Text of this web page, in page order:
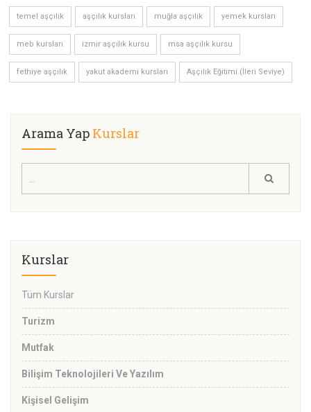
temel aşçılık aşçılık kursları muğla aşçılık yemek kursları
meb kursları izmir aşçılık kursu msa aşçılık kursu
fethiye aşçılık yakut akademi kursları Aşçılık Eğitimi (İleri Seviye)
Arama Yap Kurslar
Kurslar
Tüm Kurslar
Turizm
Mutfak
Bilişim Teknolojileri Ve Yazılım
Kişisel Gelişim